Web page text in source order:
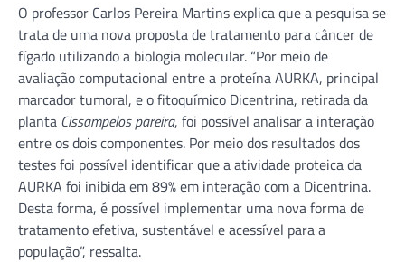
O professor Carlos Pereira Martins explica que a pesquisa se
trata de uma nova proposta de tratamento para câncer de
fígado utilizando a biologia molecular. “Por meio de
avaliação computacional entre a proteína AURKA, principal
marcador tumoral, e o fitoquímico Dicentrina, retirada da
planta Cissampelos pareira, foi possível analisar a interação
entre os dois componentes. Por meio dos resultados dos
testes foi possível identificar que a atividade proteica da
AURKA foi inibida em 89% em interação com a Dicentrina.
Desta forma, é possível implementar uma nova forma de
tratamento efetiva, sustentável e acessível para a
população”, ressalta.